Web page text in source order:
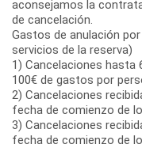
aconsejamos la
de cancelación.
Gastos de anulación
servicios de la reserva)
1) Cancelaciones hasta
100€ de gastos por
2) Cancelaciones
fecha de comienzo de
3) Cancelaciones
fecha de comienzo de